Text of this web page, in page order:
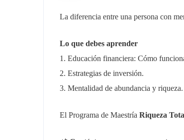
La diferencia entre una persona con
Lo que debes aprender
1. Educación financiera: Cómo
2. Estrategias de inversión.
3. Mentalidad de abundancia y riqueza.
El Programa de Maestría Riqueza